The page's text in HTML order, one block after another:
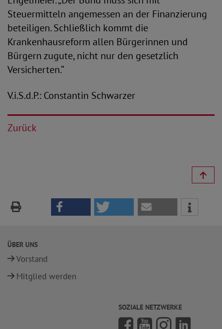
Steuermitteln angemessen an der Finanzierung
beteiligen. Schließlich kommt die
Krankenhausreform allen Bürgerinnen und
Bürgern zugute, nicht nur den gesetzlich
Versicherten.“
V.i.S.d.P.: Constantin Schwarzer
Zurück
ÜBER UNS
Vorstand
Mitglied werden
SOZIALE NETZWERKE